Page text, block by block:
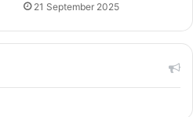
21 September 2025